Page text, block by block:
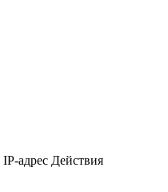
IP-адрес Действия